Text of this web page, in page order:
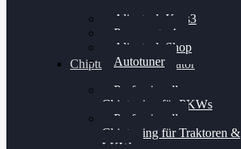
Alientech Kess3
Powergate 4
Alientech Shop
Autotuner
Chiptuning Konfigurator
Professionelles
Chiptuning für PKWs
Professionelles
Chiptuning für Traktoren &